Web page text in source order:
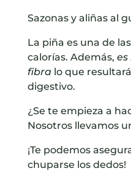
Sazonas y aliñas al
La piña es una de
calorías. Además,
fibralo que
digestivo.
¿Se te empieza a
Nosotros llevamos
¡Te podemos
chuparse los dedos!